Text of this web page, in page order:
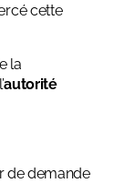
cette
la
autorité
de demande